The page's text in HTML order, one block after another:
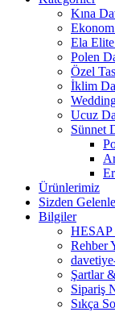
Kına
Ela
Polen
Özel
İklim
Ucuz
Sünnet
Ürünlerimiz
Sizden
Bilgiler
Rehber
Şartlar
Sipariş
Sıkça